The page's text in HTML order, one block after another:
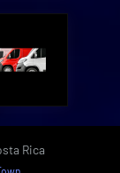
Rica